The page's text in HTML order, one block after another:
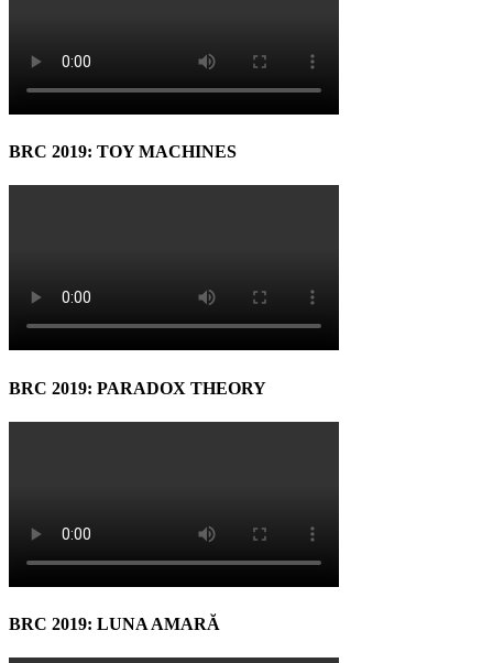
BRC 2019: TOY MACHINES
BRC 2019: PARADOX THEORY
BRC 2019: LUNA AMARĂ